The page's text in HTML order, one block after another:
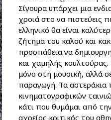
Σίγουρα υπάρχει μια
χροιά στο να πιστεύεις
ελληνικό θα είναι
ζήτημα του καλού και
προσπάθεια να
και χαμηλής
μόνο στη μουσική, αλλά
παραγωγή. Τα αστεράκια
κινηματογραφικών
κάτι που θυμάμαι από
αχρείος κριτικός του